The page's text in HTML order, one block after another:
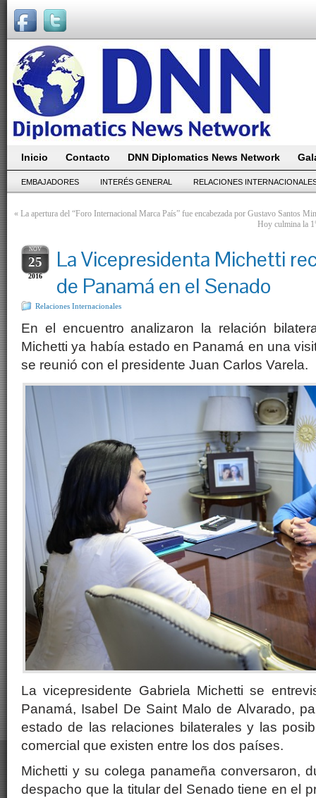
Inicio Contacto DNN Diplomatics News Network
EMBAJADORES INTERÉS GENERAL RELACIONES
« La apertura del “Foro Internacional Marca País” fue encabezada por Gustavo Santos
Hoy culmina la
NOV
25
2016
La Vicepresidenta Michetti
de Panamá en el Senado
Relaciones Internacionales
En el encuentro analizaron la relación
Michetti ya había estado en Panamá en una
se reunió con el presidente Juan Carlos Varela.
La vicepresidente Gabriela Michetti se
Panamá, Isabel De Saint Malo de Alvarado,
estado de las relaciones bilaterales y las
comercial que existen entre los dos países.
Michetti y su colega panameña conversaron,
despacho que la titular del Senado tiene en el